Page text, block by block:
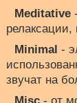
Meditative
релаксации,
Minimal -
звучат на